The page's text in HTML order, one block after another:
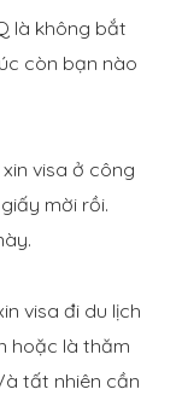
là không bắt
còn bạn nào
visa ở công
mời rồi.
visa đi du lịch
hoặc là thăm
tất nhiên cần